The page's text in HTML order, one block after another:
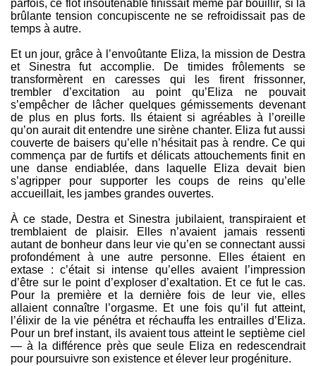
parfois, ce flot insoutenable finissait même par bouillir, si la
brûlante tension concupiscente ne se refroidissait pas de
temps à autre.
Et un jour, grâce à l’envoûtante Eliza, la mission de Destra
et Sinestra fut accomplie. De timides frôlements se
transformèrent en caresses qui les firent frissonner,
trembler d’excitation au point qu’Eliza ne pouvait
s’empêcher de lâcher quelques gémissements devenant
de plus en plus forts. Ils étaient si agréables à l’oreille
qu’on aurait dit entendre une sirène chanter. Eliza fut aussi
couverte de baisers qu’elle n’hésitait pas à rendre. Ce qui
commença par de furtifs et délicats attouchements finit en
une danse endiablée, dans laquelle Eliza devait bien
s’agripper pour supporter les coups de reins qu’elle
accueillait, les jambes grandes ouvertes.
À ce stade, Destra et Sinestra jubilaient, transpiraient et
tremblaient de plaisir. Elles n’avaient jamais ressenti
autant de bonheur dans leur vie qu’en se connectant aussi
profondément à une autre personne. Elles étaient en
extase : c’était si intense qu’elles avaient l’impression
d’être sur le point d’exploser d’exaltation. Et ce fut le cas.
Pour la première et la dernière fois de leur vie, elles
allaient connaître l’orgasme. Et une fois qu’il fut atteint,
l’élixir de la vie pénétra et réchauffa les entrailles d’Eliza.
Pour un bref instant, ils avaient tous atteint le septième ciel
— à la différence près que seule Eliza en redescendrait
pour poursuivre son existence et élever leur progéniture.